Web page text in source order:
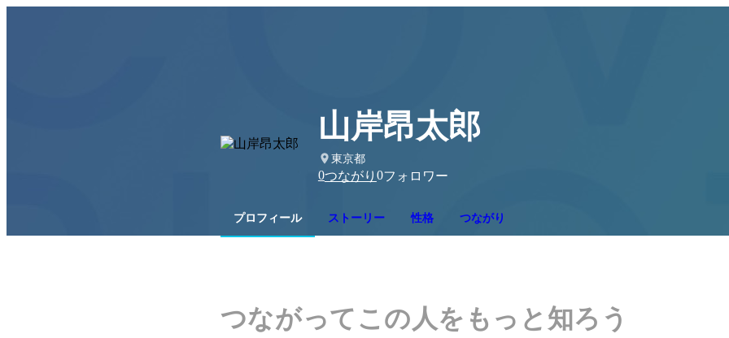
山岸昂太郎
東京都
0つながり 0フォロワー
プロフィール ストーリー 性格 つながり
つながってこの人をもっと知ろう